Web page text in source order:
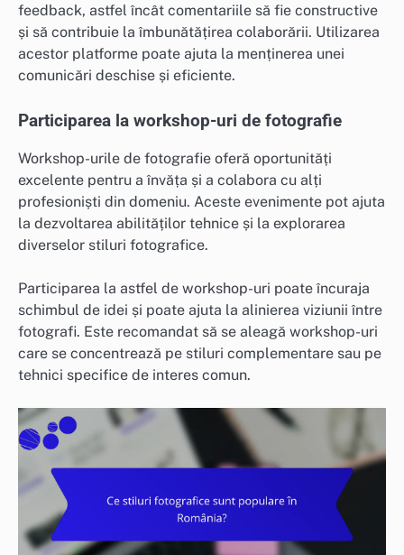
feedback, astfel încât comentariile să fie constructive
și să contribuie la îmbunătățirea colaborării. Utilizarea
acestor platforme poate ajuta la menținerea unei
comunicări deschise și eficiente.
Participarea la workshop-uri de fotografie
Workshop-urile de fotografie oferă oportunități
excelente pentru a învăța și a colabora cu alți
profesioniști din domeniu. Aceste evenimente pot ajuta
la dezvoltarea abilităților tehnice și la explorarea
diverselor stiluri fotografice.
Participarea la astfel de workshop-uri poate încuraja
schimbul de idei și poate ajuta la alinierea viziunii între
fotografi. Este recomandat să se aleagă workshop-uri
care se concentrează pe stiluri complementare sau pe
tehnici specifice de interes comun.